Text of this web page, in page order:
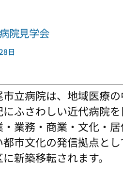
院見学会
日
市立病院は、地域医療
にふさわしい近代病院
・業務・商業・文化・
都市文化の発信拠点と
新築移転されます。